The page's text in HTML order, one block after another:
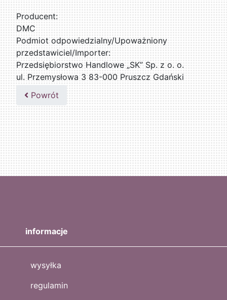
Producent:
DMC
Podmiot odpowiedzialny/Upoważniony
przedstawiciel/Importer:
Przedsiębiorstwo Handlowe „SK” Sp. z o. o.
ul. Przemysłowa 3 83-000 Pruszcz Gdański
509076255
Powrót
informacje
wysyłka
regulamin